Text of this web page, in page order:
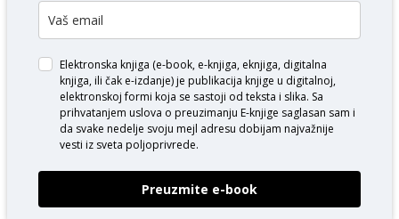
Elektronska knjiga (e-book, e-knjiga, eknjiga, digitalna
knjiga, ili čak e-izdanje) je publikacija knjige u digitalnoj,
elektronskoj formi koja se sastoji od teksta i slika. Sa
prihvatanjem uslova o preuzimanju E-knjige saglasan sam i
da svake nedelje svoju mejl adresu dobijam najvažnije
vesti iz sveta poljoprivrede.
Preuzmite e-book